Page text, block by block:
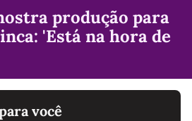
produção para
'Está na hora de
você